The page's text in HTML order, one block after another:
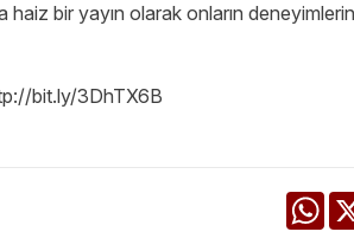
bir yayın olarak onların
bit.ly/3DhTX6B